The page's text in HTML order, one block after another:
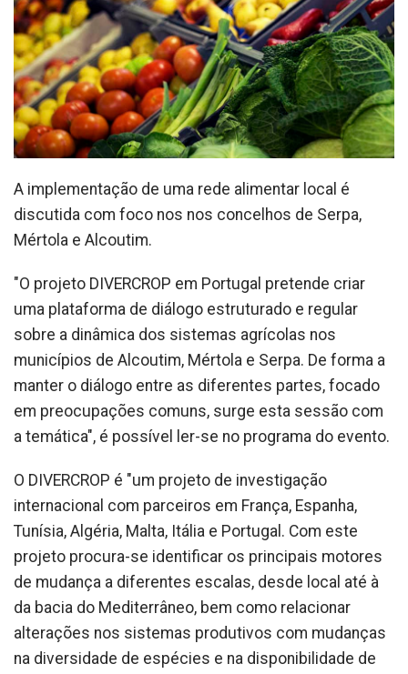
A implementação de uma rede alimentar local é
discutida com foco nos nos concelhos de Serpa,
Mértola e Alcoutim.
"O projeto DIVERCROP em Portugal pretende criar
uma plataforma de diálogo estruturado e regular
sobre a dinâmica dos sistemas agrícolas nos
municípios de Alcoutim, Mértola e Serpa. De forma a
manter o diálogo entre as diferentes partes, focado
em preocupações comuns, surge esta sessão com
a temática", é possível ler-se no programa do evento.
O DIVERCROP é "um projeto de investigação
internacional com parceiros em França, Espanha,
Tunísia, Algéria, Malta, Itália e Portugal. Com este
projeto procura-se identificar os principais motores
de mudança a diferentes escalas, desde local até à
da bacia do Mediterrâneo, bem como relacionar
alterações nos sistemas produtivos com mudanças
na diversidade de espécies e na disponibilidade de